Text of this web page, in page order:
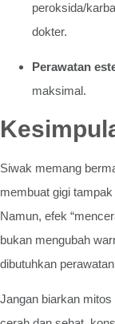
peroksida/
dokter.
Perawatan
maksimal.
Siwak memang
membuat gigi
Namun, efek
bukan mengubah
dibutuhkan
Jangan biarkan